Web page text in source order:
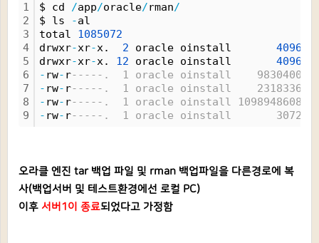
1
2
3
4
5
6
7
8
9
$ cd /app/oracle/rman/
$ ls
-al
total 1085072
drwxr-xr-x. 2 oracle oinstall 4096
drwxr-xr-x. 12 oracle oinstall 4096
- rw- r-----.  1 oracle oinstall    9830400
- rw- r-----.  1 oracle oinstall    2318336 Nov
- rw- r-----.  1 oracle oinstall 1098948608
- rw- r-----.  1 oracle oinstall       3072 Nov
오라클 엔진 tar 백업 파일 및 rman 백업파일을 다른경로에 복
사(백업서버 및 테스트환경에선 로컬 PC)
이후 서버1이 종료되었다고 가정함